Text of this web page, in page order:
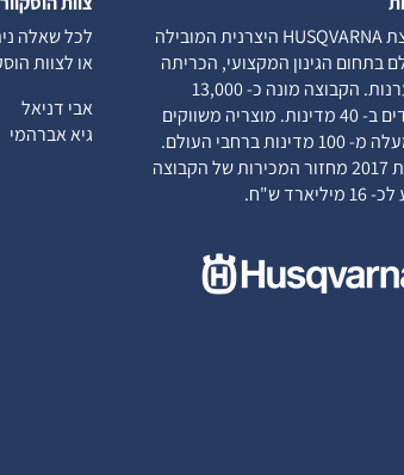
קבוצת HUSQVARNA היצרנית המובילה
בתחום הגינון המקצועי, הכריתה
והיערנות. הקבוצה מונה כ- 13,000
עובדים ב- 40 מדינות. מוצריה משווקים
ללמעלה מ- 100 מדינות ברחבי העולם.
בשנת 2017 מחזור המכירות של הקבוצה
ש"ח.
לכל שאלה
או לצוות
אבי דניאל
גיא אברהמי